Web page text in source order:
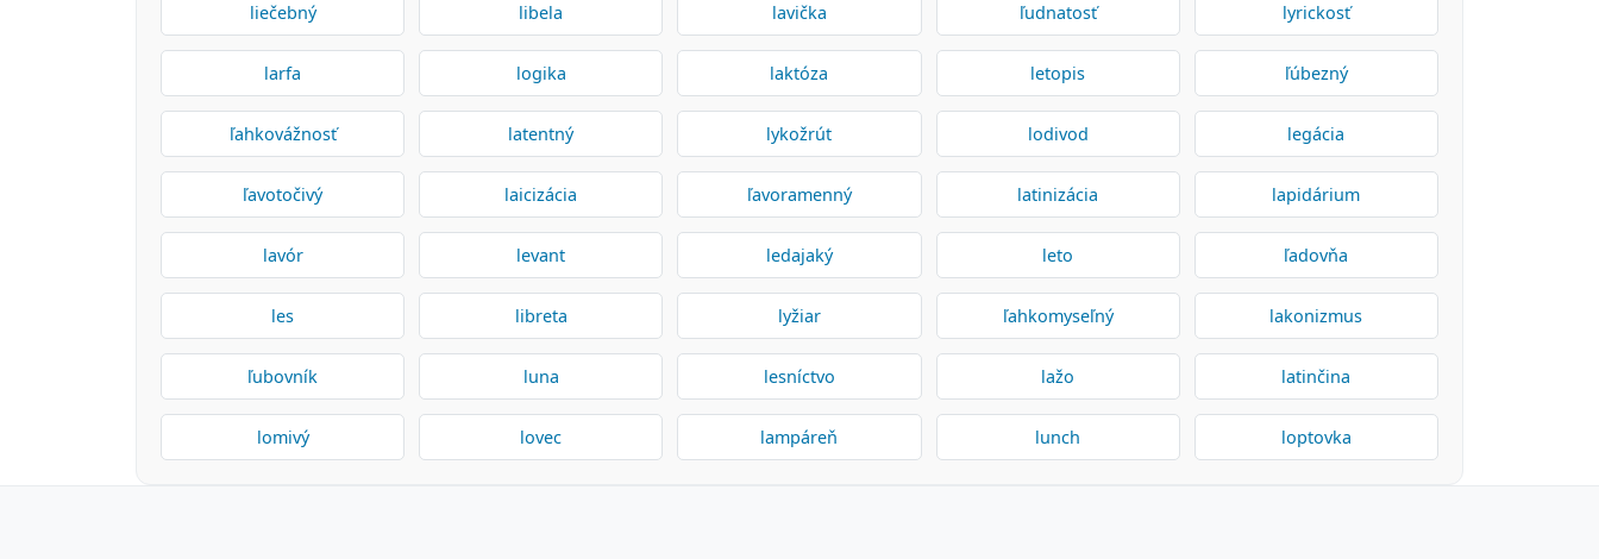
liečebný libela lavička ľudnatosť lyrickosť
larfa logika laktóza letopis ľúbezný
ľahkovážnosť latentný lykožrút lodivod legácia
ľavotočivý laicizácia ľavoramenný latinizácia lapidárium
lavór levant ledajaký leto ľadovňa
les libreta lyžiar ľahkomyseľný lakonizmus
ľubovník luna lesníctvo lažo latinčina
lomivý lovec lampáreň lunch loptovka